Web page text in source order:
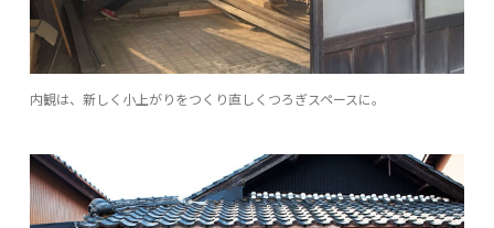
内観は、新しく小上がりをつくり直しくつろぎスペースに。